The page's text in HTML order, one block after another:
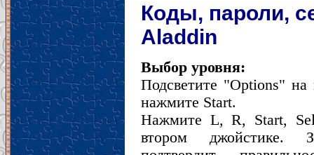
Коды, пароли,
Aladdin
Выбор уровня:
Подсветите "Options" на
нажмите Start.
Нажмите L, R, Start,
втором джойстике.